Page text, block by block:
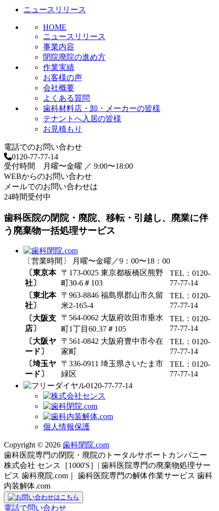
ニュースリリース
HOME
ニュースリリース
事業内容
閉院廃院の進め方
作業実績
お客様の声
会社概要
よくある質問
歯科材料店・卸・メーカーの皆様
テナントへ入居の皆様
お見積もり
電話でのお問い合わせ
0120-77-77-14
受付時間 月曜〜金曜 ／ 9:00〜18:00
WEBからのお問い合わせ
メールでのお問い合わせは
24時間受付中
歯科医院の閉院・廃院、移転・引越し、廃業に伴
う廃棄物一括処理サービス
〔営業時間〕 月曜〜金曜／9：00〜18：00
〔東京本
社〕
〒173-0025 東京都板橋区熊野
町30-6＃103
TEL：0120-
77-77-14
〔東北本
社〕
〒963-8846 福島県郡山市久留
米2-165-4
TEL：0120-
77-77-14
〔大阪支
店〕
〒564-0062 大阪府吹田市垂水
町1丁目60₋37＃105
TEL：0120-
77-77-14
〔大阪ヤ
ード〕
〒561-0842 大阪府豊中市今在
家町
TEL：0120-
77-77-14
〔埼玉ヤ
ード〕
〒336-0911 埼玉県さいたま市
緑区
TEL：0120-
77-77-14
0120-77-77-14
個人情報保護
Copyright © 2026 歯科閉院.com
歯科医院専門の閉院・廃院のトータルサポートカンパニー
株式会社 センス［1000'S］| 歯科医院専門の廃棄物処理サー
ビス 歯科廃院.com｜ 歯科医院専門の解体作業サービス 歯科
内装解体.com
電話で問い合わせ